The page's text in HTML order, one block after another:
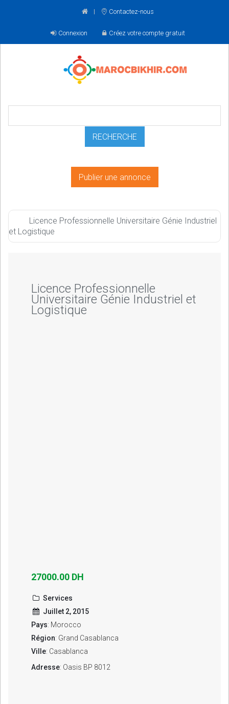
Contactez-nous
Connexion Créez votre compte gratuit
Publier une annonce
Licence Professionnelle Universitaire Génie Industriel
et Logistique
Licence Professionnelle
Universitaire Génie Industriel et
Logistique
27000.00 DH
Services
Juillet 2, 2015
Pays: Morocco
Région: Grand Casablanca
Ville: Casablanca
Adresse: Oasis BP 8012